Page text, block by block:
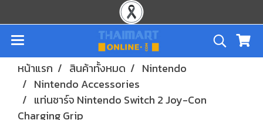
หน้าแรก สินค้าทั้งหมด
Nintendo
Nintendo Accessories
แท่นชาร์จ Nintendo Switch 2 Joy-Con
Charging Grip